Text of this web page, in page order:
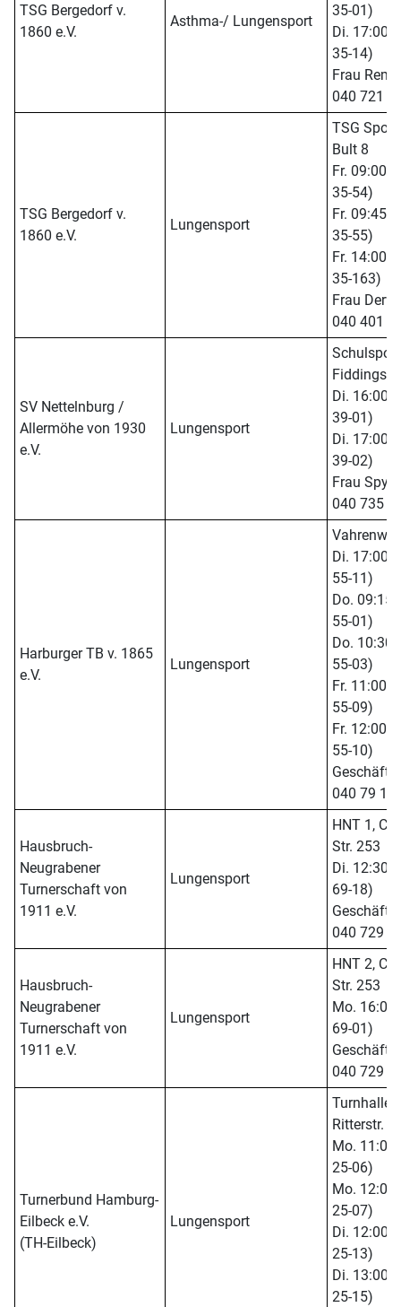
TSG Bergedorf v.
1860 e.V.
Asthma-/ Lungensport
35-01)
Di. 17:00 -
35-14)
Frau
040 721
TSG Bergedorf v.
1860 e.V.
Lungensport
TSG
Bult 8
Fr. 09:00 -
35-54)
Fr. 09:45 -
35-55)
Fr. 14:00 -
35-163)
Frau
040 401
SV Nettelnburg /
Allermöhe von 1930
e.V.
Lungensport
Di. 16:00 -
39-01)
Di. 17:00 -
39-02)
Frau
040 735
Harburger TB v. 1865
e.V.
Lungensport
Di. 17:00 -
55-11)
Do. 09:15
55-01)
Do. 10:30
55-03)
Fr. 11:00 -
55-09)
Fr. 12:00 -
55-10)
040 79 14
Hausbruch-
Neugrabener
Turnerschaft von
1911 e.V.
Lungensport
HNT 1,
Str. 253
Di. 12:30 -
69-18)
040 729
Hausbruch-
Neugrabener
Turnerschaft von
1911 e.V.
Lungensport
HNT 2,
Str. 253
Mo. 16:00
69-01)
040 729
Turnerbund Hamburg-
Eilbeck e.V.
(TH-Eilbeck)
Lungensport
Turnhalle
Ritterstr. 9
Mo. 11:00
25-06)
Mo. 12:00
25-07)
Di. 12:00 -
25-13)
Di. 13:00 -
25-15)